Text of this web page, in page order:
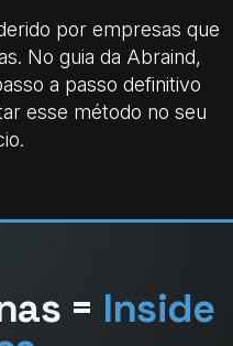
por empresas que
No guia da Abraind,
a passo definitivo
esse método no seu
= Inside